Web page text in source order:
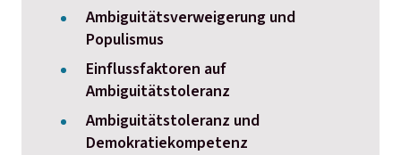
Ambiguitätsverweigerung und
Populismus
Einflussfaktoren auf
Ambiguitätstoleranz
Ambiguitätstoleranz und
Demokratiekompetenz